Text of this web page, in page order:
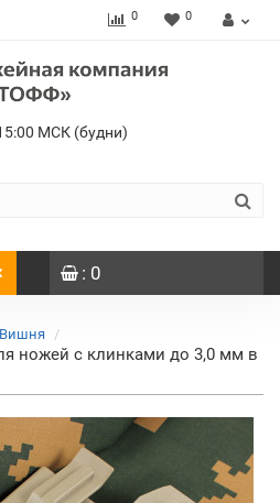
0 0
МСК (будни)
: 0
Вишня
ножей с клинками до 3,0 мм в